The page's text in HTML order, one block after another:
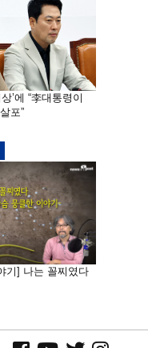
’에 “李대통령이
포”
기] 나는 꼴찌였다